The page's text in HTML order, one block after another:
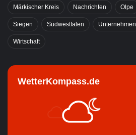
Märkischer Kreis Nachrichten Olpe
Siegen Südwestfalen Unternehmen
Wirtschaft
WetterKompass.de